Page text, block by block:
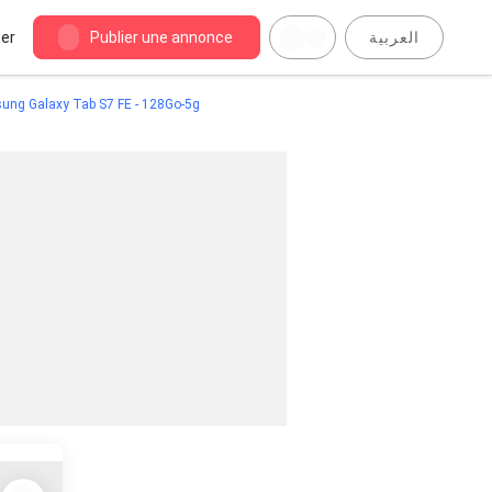
Publier une annonce العربية
Galaxy Tab S7 FE - 128Go-5g